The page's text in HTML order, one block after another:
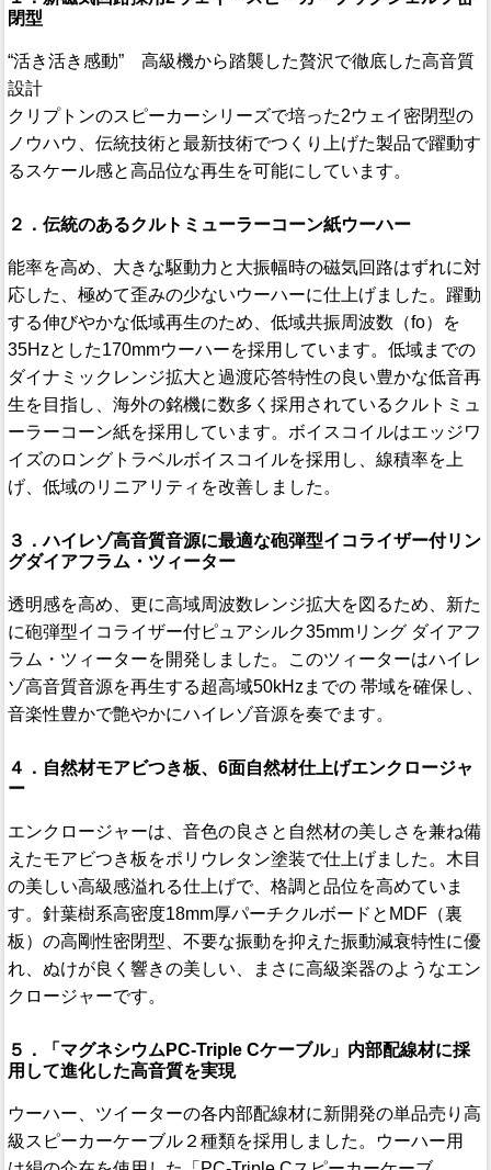
閉型
“活き活き感動” 高級機から踏襲した贅沢で徹底した高音質
設計
クリプトンのスピーカーシリーズで培った2ウェイ密閉型の
ノウハウ、伝統技術と最新技術でつくり上げた製品で躍動す
るスケール感と高品位な再生を可能にしています。
２．伝統のあるクルトミューラーコーン紙ウーハー
能率を高め、大きな駆動力と大振幅時の磁気回路はずれに対
応した、極めて歪みの少ないウーハーに仕上げました。躍動
する伸びやかな低域再生のため、低域共振周波数（fo）を
35Hzとした170mmウーハーを採用しています。低域までの
ダイナミックレンジ拡大と過渡応答特性の良い豊かな低音再
生を目指し、海外の銘機に数多く採用されているクルトミュ
ーラーコーン紙を採用しています。ボイスコイルはエッジワ
イズのロングトラベルボイスコイルを採用し、線積率を上
げ、低域のリニアリティを改善しました。
３．ハイレゾ高音質音源に最適な砲弾型イコライザー付リン
グダイアフラム・ツィーター
透明感を高め、更に高域周波数レンジ拡大を図るため、新た
に砲弾型イコライザー付ピュアシルク35mmリング ダイアフ
ラム・ツィーターを開発しました。このツィーターはハイレ
ゾ高音質音源を再生する超高域50kHzまでの 帯域を確保し、
音楽性豊かで艶やかにハイレゾ音源を奏でます。
４．自然材モアビつき板、6面自然材仕上げエンクロージャ
ー
エンクロージャーは、音色の良さと自然材の美しさを兼ね備
えたモアビつき板をポリウレタン塗装で仕上げました。木目
の美しい高級感溢れる仕上げで、格調と品位を高めていま
す。針葉樹系高密度18mm厚パーチクルボードとMDF（裏
板）の高剛性密閉型、不要な振動を抑えた振動減衰特性に優
れ、ぬけが良く響きの美しい、まさに高級楽器のようなエン
クロージャーです。
５．「マグネシウムPC-Triple Cケーブル」内部配線材に採
用して進化した高音質を実現
ウーハー、ツイーターの各内部配線材に新開発の単品売り高
級スピーカーケーブル２種類を採用しました。ウーハー用